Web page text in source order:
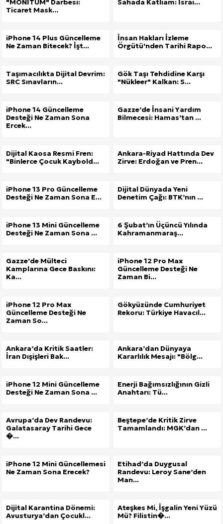
"MONİTUM" Darbesi:
Ticaret Mask...
Sahada Katliam: İsrai...
iPhone 14 Plus Güncelleme
Ne Zaman Bitecek? İşt...
İnsan Hakları İzleme
Örgütü'nden Tarihi Rapo...
Taşımacılıkta Dijital Devrim:
SRC Sınavların...
Gök Taşı Tehdidine Karşı
"Nükleer" Kalkan: S...
iPhone 14 Güncelleme
Desteği Ne Zaman Sona
Ercek...
Gazze’de İnsani Yardım
Bilmecesi: Hamas’tan ...
Dijital Kaosa Resmi Fren:
"Binlerce Çocuk Kaybold...
Ankara-Riyad Hattında Dev
Zirve: Erdoğan ve Pren...
iPhone 13 Pro Güncelleme
Desteği Ne Zaman Sona E...
Dijital Dünyada Yeni
Denetim Çağı: BTK’nın ...
iPhone 13 Mini Güncelleme
Desteği Ne Zaman Sona ...
6 Şubat’ın Üçüncü Yılında
Kahramanmaraş...
Gazze’de Mülteci
Kamplarına Gece Baskını:
Ka...
iPhone 12 Pro Max
Güncelleme Desteği Ne
Zaman Bi...
iPhone 12 Pro Max
Güncelleme Desteği Ne
Zaman So...
Gökyüzünde Cumhuriyet
Rekoru: Türkiye Havacıl...
Ankara’da Kritik Saatler:
İran Dışişleri Bak...
Ankara’dan Dünyaya
Kararlılık Mesajı: "Bölg...
iPhone 12 Mini Güncelleme
Desteği Ne Zaman Sona ...
Enerji Bağımsızlığının Gizli
Anahtarı: Tü...
Avrupa’da Dev Randevu:
Galatasaray Tarihi Gece
�...
Beştepe’de Kritik Zirve
Tamamlandı: MGK’dan ...
iPhone 12 Mini Güncellemesi
Ne Zaman Sona Erecek?
Etihad’da Duygusal
Randevu: Leroy Sane’den
Man...
Dijital Karantina Dönemi:
Avusturya’dan Çocukl...
Ateşkes Mi, İşgalin Yeni Yüzü
Mü? Filistin�...